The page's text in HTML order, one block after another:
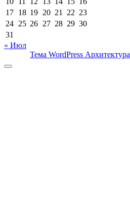
17 18 19 20 21 22 23
24 25 26 27 28 29 30
31
« Июл
Тема WordPress Архитектура